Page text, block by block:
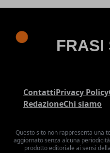
ContattiPrivacy Policy
RedazioneChi siamo
Questo sito non rappresenta una
aggiornato senza alcuna
prodotto editoriale ai sensi